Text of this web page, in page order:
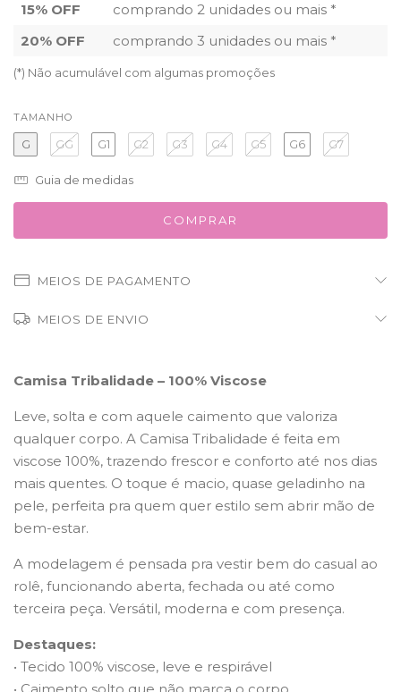
15% OFF
comprando 2 unidades ou mais *
20% OFF
comprando 3 unidades ou mais *
(*) Não acumulável com algumas promoções
TAMANHO
G GG G1 G2 G3 G4 G5 G6 G7
Guia de medidas
MEIOS DE PAGAMENTO
MEIOS DE ENVIO
Camisa Tribalidade – 100% Viscose
Leve, solta e com aquele caimento que valoriza
qualquer corpo. A Camisa Tribalidade é feita em
viscose 100%, trazendo frescor e conforto até nos dias
mais quentes. O toque é macio, quase geladinho na
pele, perfeita pra quem quer estilo sem abrir mão de
bem-estar.
A modelagem é pensada pra vestir bem do casual ao
rolê, funcionando aberta, fechada ou até como
terceira peça. Versátil, moderna e com presença.
Destaques:
• Tecido 100% viscose, leve e respirável